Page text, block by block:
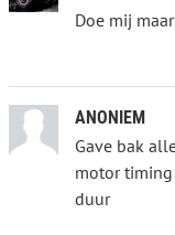
Doe mij
ANONIEM
Gave bak
motor
duur